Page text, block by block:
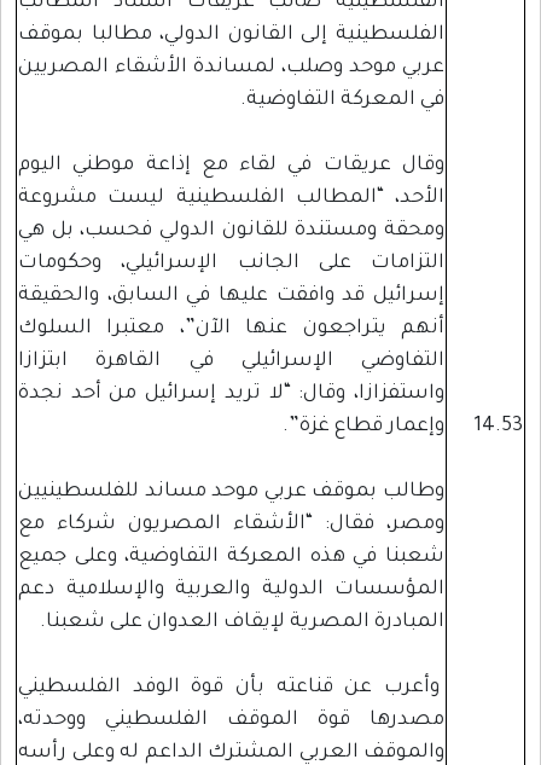
الفلسطينية إلى القانون الدولي، مطالبا بموقف
عربي موحد وصلب، لمساندة الأشقاء المصريين
في المعركة التفاوضية.
وقال عريقات في لقاء مع إذاعة موطني اليوم
الأحد، “المطالب الفلسطينية ليست مشروعة
ومحقة ومستندة للقانون الدولي فحسب، بل هي
التزامات على الجانب الإسرائيلي، وحكومات
إسرائيل قد وافقت عليها في السابق، والحقيقة
أنهم يتراجعون عنها الآن”، معتبرا السلوك
التفاوضي الإسرائيلي في القاهرة ابتزازا
واستفزازا، وقال: “لا تريد إسرائيل من أحد نجدة
وإعمار قطاع غزة”.
وطالب بموقف عربي موحد مساند للفلسطينيين
ومصر، فقال: “الأشقاء المصريون شركاء مع
شعبنا في هذه المعركة التفاوضية، وعلى جميع
المؤسسات الدولية والعربية والإسلامية دعم
المبادرة المصرية لإيقاف العدوان على شعبنا.
وأعرب عن قناعته بأن قوة الوفد الفلسطيني
مصدرها قوة الموقف الفلسطيني ووحدته،
والموقف العربي المشترك الداعم له وعلى رأسه
14.53